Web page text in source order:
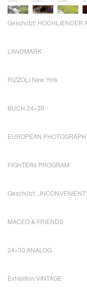
Geschützt: HOCHLÆNDER
LANDMARK
RIZZOLI New York
BUCH 24×30
EUROPEAN
FIGHTERs PROGRAM
Geschützt: „INCONVENIENT“
MACEO & FRIENDS
24×30 ANALOG
Exhibition VINTAGE